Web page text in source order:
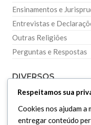
Ensinamentos e
Entrevistas e
Outras Religiões
Perguntas e Respostas
DIVERSOS
Curiosidades
Dicionário Islâmico
Respeitamos sua
Cookies nos ajudam a
entregar conteúdo